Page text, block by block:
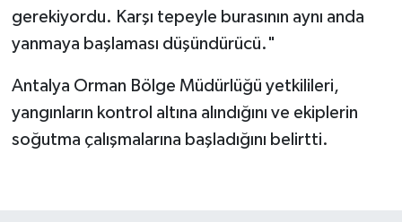
gerekiyordu. Karşı tepeyle burasının aynı anda
yanmaya başlaması düşündürücü."
Antalya Orman Bölge Müdürlüğü yetkilileri,
yangınların kontrol altına alındığını ve ekiplerin
soğutma çalışmalarına başladığını belirtti.